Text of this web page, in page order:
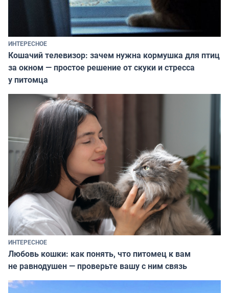
ИНТЕРЕСНОЕ
Кошачий телевизор: зачем нужна кормушка для птиц
за окном — простое решение от скуки и стресса
у питомца
ИНТЕРЕСНОЕ
Любовь кошки: как понять, что питомец к вам
не равнодушен — проверьте вашу с ним связь